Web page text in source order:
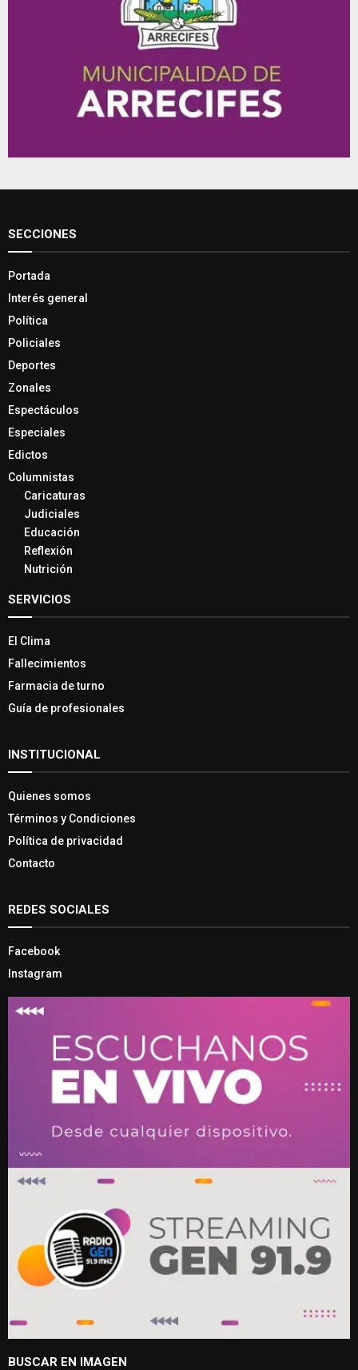
SECCIONES
Portada
Interés general
Política
Policiales
Deportes
Zonales
Espectáculos
Especiales
Edictos
Columnistas
Caricaturas
Judiciales
Educación
Reflexión
Nutrición
SERVICIOS
El Clima
Fallecimientos
Farmacia de turno
Guía de profesionales
INSTITUCIONAL
Quienes somos
Términos y Condiciones
Política de privacidad
Contacto
REDES SOCIALES
Facebook
Instagram
BUSCAR EN IMAGEN